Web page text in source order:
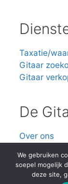
Taxatie/
Gitaar
Gitaar
De
Over ons
We gebruiken
soepel mogelijk
deze site,